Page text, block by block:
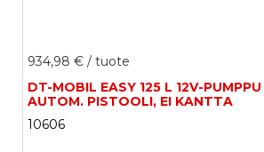
934,98 € / tuote
DT-MOBIL EASY 125 L 12V-
AUTOM. PISTOOLI, EI KANTTA
10606